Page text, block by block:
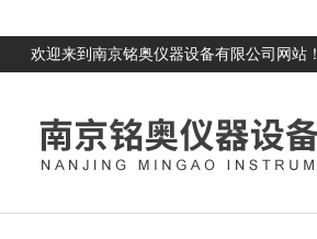
欢迎来到南京铭奥仪器设备有限公司网站！